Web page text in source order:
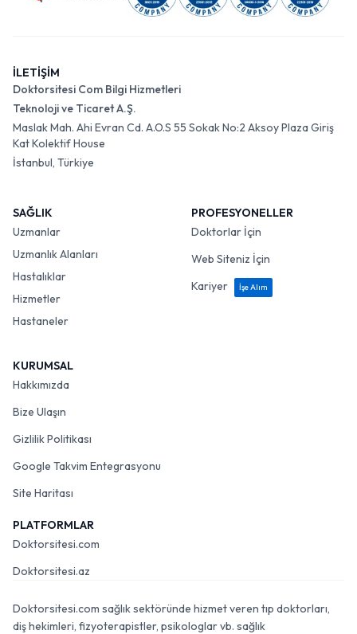
İLETİŞİM
Doktorsitesi Com Bilgi Hizmetleri
Teknoloji ve Ticaret A.Ş.
Maslak Mah. Ahi Evran Cd. A.O.S 55 Sokak No:2 Aksoy Plaza Giriş
Kat Kolektif House
İstanbul, Türkiye
SAĞLIK
Uzmanlar
Uzmanlık Alanları
Hastalıklar
Hizmetler
Hastaneler
PROFESYONELLER
Doktorlar İçin
Web Siteniz İçin
Kariyer
İşe Alım
KURUMSAL
Hakkımızda
Bize Ulaşın
Gizlilik Politikası
Google Takvim Entegrasyonu
Site Haritası
PLATFORMLAR
Doktorsitesi.com
Doktorsitesi.az
Doktorsitesi.com sağlık sektöründe hizmet veren tıp doktorları,
diş hekimleri, fizyoterapistler, psikologlar vb. sağlık